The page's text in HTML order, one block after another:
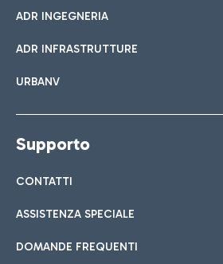
ADR INGEGNERIA
ADR INFRASTRUTTURE
URBANV
Supporto
CONTATTI
ASSISTENZA SPECIALE
DOMANDE FREQUENTI